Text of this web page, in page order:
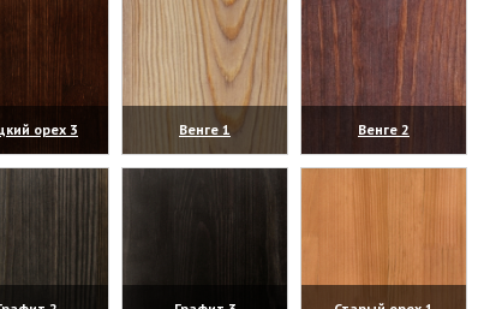
орех 3
Венге 1
(увеличить)
Венге 2
(увеличить)